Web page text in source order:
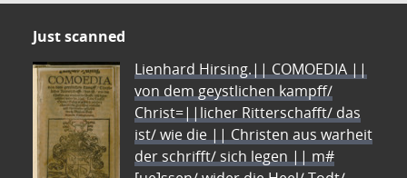
Just scanned
Lienhard Hirsing.|| COMOEDIA ||
von dem geystlichen kampff/
Christ=||licher Ritterschafft/ das
ist/ wie die || Christen aus warheit
der schrifft/ sich legen || m#